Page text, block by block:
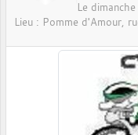
Le dimanche
Lieu : Pomme d'Amour,